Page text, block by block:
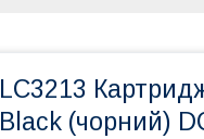
LC3213
Black (чорний)